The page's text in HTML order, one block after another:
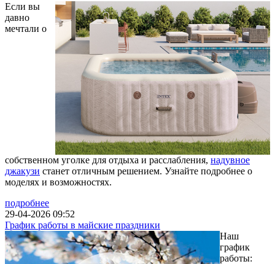
Если вы
давно
мечтали о
собственном уголке для отдыха и расслабления, надувное
джакузи станет отличным решением. Узнайте подробнее о
моделях и возможностях.
подробнее
29-04-2026 09:52
График работы в майские праздники
Наш
график
работы: